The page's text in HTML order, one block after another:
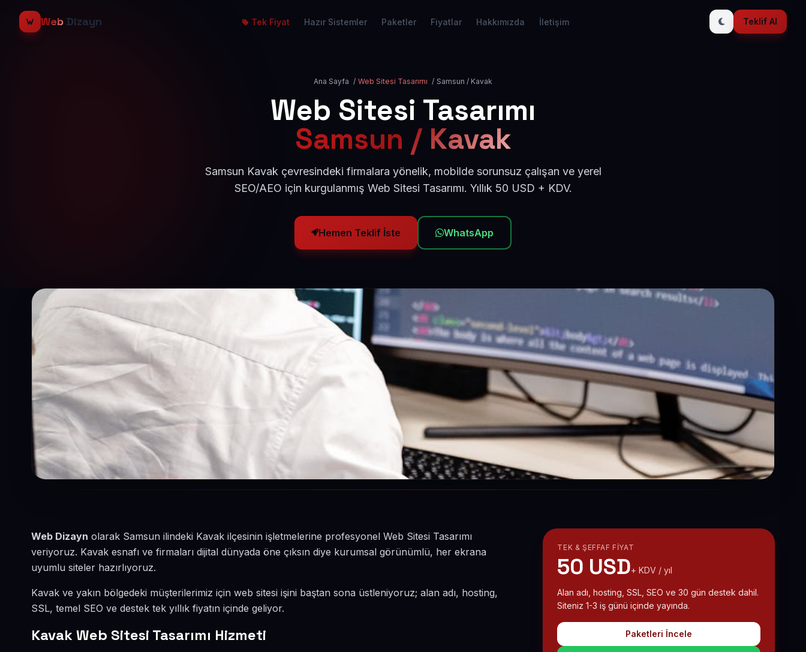
Web Dizayn Tek Fiyat Hazır Sistemler Paketler Fiyatlar Hakkımızda İletişim Teklif Al
Ana Sayfa / Web Sitesi Tasarımı / Samsun / Kavak
Web Sitesi Tasarımı
Samsun / Kavak
Samsun Kavak çevresindeki firmalara yönelik, mobilde sorunsuz çalışan ve yerel
SEO/AEO için kurgulanmış Web Sitesi Tasarımı. Yıllık 50 USD + KDV.
Hemen Teklif İste WhatsApp
Web Dizayn olarak Samsun ilindeki Kavak ilçesinin işletmelerine profesyonel Web Sitesi Tasarımı
veriyoruz. Kavak esnafı ve firmaları dijital dünyada öne çıksın diye kurumsal görünümlü, her ekrana
uyumlu siteler hazırlıyoruz.
Kavak ve yakın bölgedeki müşterilerimiz için web sitesi işini baştan sona üstleniyoruz; alan adı, hosting,
SSL, temel SEO ve destek tek yıllık fiyatın içinde geliyor.
Kavak Web Sitesi Tasarımı Hizmeti
TEK & ŞEFFAF FIYAT
50 USD+ KDV / yıl
Alan adı, hosting, SSL, SEO ve 30 gün destek dahil.
Siteniz 1-3 iş günü içinde yayında.
Paketleri İncele